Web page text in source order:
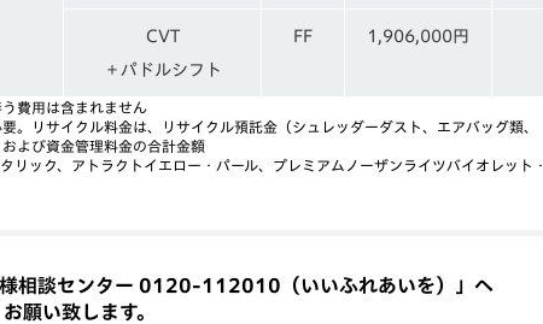
CVT
＋パドルシフト
FF 1,906,000円
費用は含まれません
。リサイクル料金は、リサイクル預託金（シュレッダーダスト、エアバッグ類、
よび資金管理料金の合計金額
リック、アトラクトイエロー・パール、プレミアムノーザンライツバイオレット・
様相談センター 0120-112010（いいふれあいを）」へ
お願い致します。